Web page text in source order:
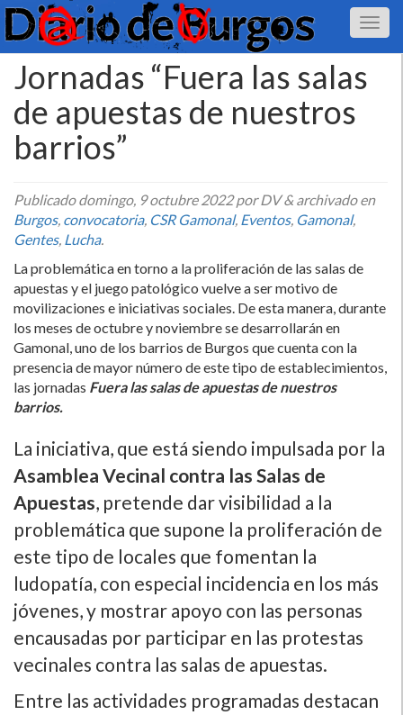
Jornadas “Fuera las salas
de apuestas de nuestros
barrios”
Publicadodomingo, 9 octubre 2022por DV&archivado en
Burgos, convocatoria, CSR Gamonal, Eventos, Gamonal,
Gentes, Lucha.
La problemática en torno a la proliferación de las salas de
apuestas y el juego patológico vuelve a ser motivo de
movilizaciones e iniciativas sociales. De esta manera, durante
los meses de octubre y noviembre se desarrollarán en
Gamonal, uno de los barrios de Burgos que cuenta con la
presencia de mayor número de este tipo de establecimientos,
las jornadas Fuera las salas de apuestas de nuestros
barrios.
La iniciativa, que está siendo impulsada por la
Asamblea Vecinal contra las Salas de
Apuestas, pretende dar visibilidad a la
problemática que supone la proliferación de
este tipo de locales que fomentan la
ludopatía, con especial incidencia en los más
jóvenes, y mostrar apoyo con las personas
encausadas por participar en las protestas
vecinales contra las salas de apuestas.
Entre las actividades programadas destacan